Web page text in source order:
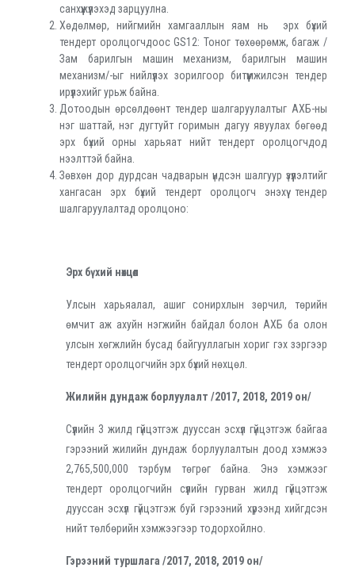
санхүүжүүлэхэд зарцуулна.
Хөдөлмөр, нийгмийн хамгааллын яам нь эрх бүхий
тендерт оролцогчдоос GS12: Тоног төхөөрөмж, багаж /
Зам барилгын машин механизм, барилгын машин
механизм/-ыг нийлүүлэх зорилгоор битүүмжилсэн тендер
ирүүлэхийг урьж байна.
Дотоодын өрсөлдөөнт тендер шалгаруулалтыг АХБ-ны
нэг шаттай, нэг дугтуйт горимын дагуу явуулах бөгөөд
эрх бүхий орны харьяат нийт тендерт оролцогчдод
нээлттэй байна.
Зөвхөн дор дурдсан чадварын үндсэн шалгуур үзүүлэлтийг
хангасан эрх бүхий тендерт оролцогч энэхүү тендер
шалгаруулалтад оролцоно:
Эрх бүхий нөхцөл
Улсын харьяалал, ашиг сонирхлын зөрчил, төрийн
өмчит аж ахуйн нэгжийн байдал болон АХБ ба олон
улсын хөгжлийн бусад байгууллагын хориг гэх зэргээр
тендерт оролцогчийн эрх бүхий нөхцөл.
Жилийн дундаж борлуулалт /2017, 2018, 2019 он/
Сүүлийн 3 жилд гүйцэтгэж дууссан эсхүл гүйцэтгэж байгаа
гэрээний жилийн дундаж борлуулалтын доод хэмжээ
2,765,500,000 тэрбум төгрөг байна. Энэ хэмжээг
тендерт оролцогчийн сүүлийн гурван жилд гүйцэтгэж
дууссан эсхүл гүйцэтгэж буй гэрээний хүрээнд хийгдсэн
нийт төлбөрийн хэмжээгээр тодорхойлно.
Гэрээний туршлага /2017, 2018, 2019 он/